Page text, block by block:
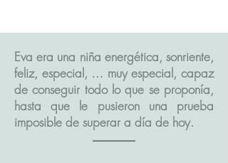
Eva era una niña energética, sonriente,
feliz, especial, … muy especial, capaz
de conseguir todo lo que se proponía,
hasta que le pusieron una prueba
imposible de superar a día de hoy.